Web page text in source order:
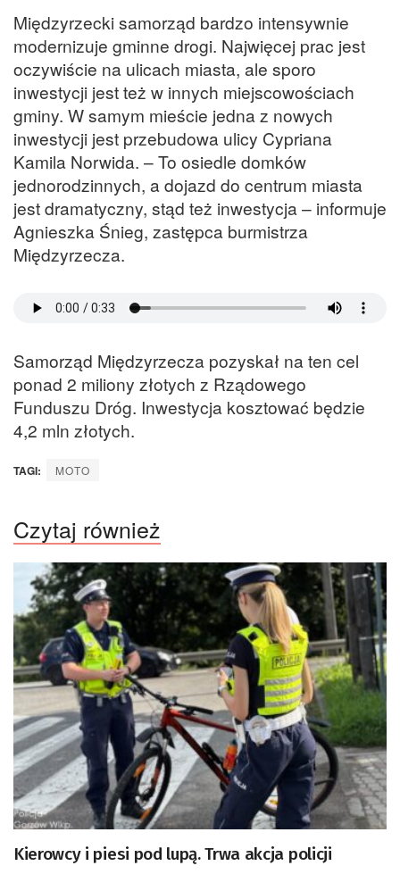
Międzyrzecki samorząd bardzo intensywnie
modernizuje gminne drogi. Najwięcej prac jest
oczywiście na ulicach miasta, ale sporo
inwestycji jest też w innych miejscowościach
gminy. W samym mieście jedna z nowych
inwestycji jest przebudowa ulicy Cypriana
Kamila Norwida. – To osiedle domków
jednorodzinnych, a dojazd do centrum miasta
jest dramatyczny, stąd też inwestycja – informuje
Agnieszka Śnieg, zastępca burmistrza
Międzyrzecza.
Samorząd Międzyrzecza pozyskał na ten cel
ponad 2 miliony złotych z Rządowego
Funduszu Dróg. Inwestycja kosztować będzie
4,2 mln złotych.
TAGI: MOTO
Czytaj również
Kierowcy i piesi pod lupą. Trwa akcja policji